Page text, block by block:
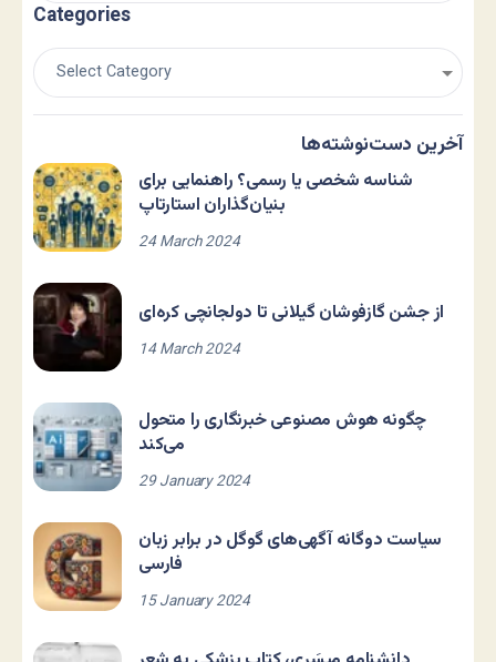
Categories
آخرین دست‌نوشته‌ها
شناسه شخصی یا رسمی؟ راهنمایی برای
بنیان‌گذاران استارتاپ
24 March 2024
از جشن گازفوشان گیلانی تا دولجانچی کره‌ای
14 March 2024
چگونه هوش مصنوعی خبرنگاری را متحول
می‌کند
29 January 2024
سیاست دوگانه آگهی‌های گوگل در برابر زبان
فارسی
15 January 2024